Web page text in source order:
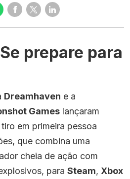
prepare para
Dreamhaven e a
Games lançaram
em primeira pessoa
que combina uma
cheia de ação com
para Steam, Xbox